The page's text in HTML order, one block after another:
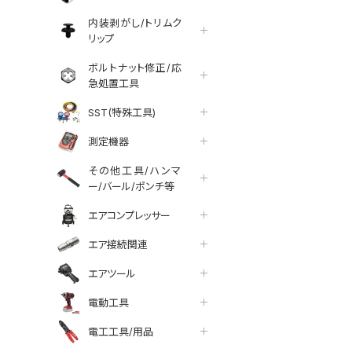
内装剥がし/トリムク
リップ
ボルトナット修正/応
急処置工具
SST(特殊工具)
測定機器
その他工具/ハンマ
ー/バール/ポンチ等
エアコンプレッサー
エア接続関連
エアツール
電動工具
電工工具/用品